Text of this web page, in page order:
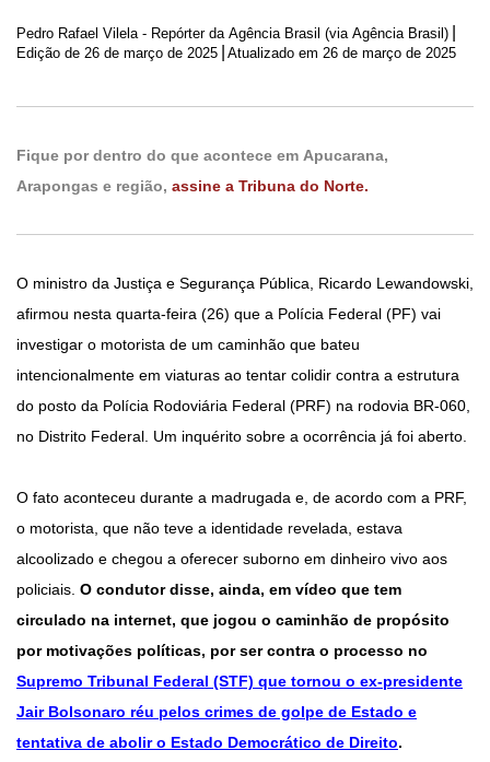
Pedro Rafael Vilela - Repórter da Agência Brasil (via Agência Brasil)
Edição de 26 de março de 2025 Atualizado em 26 de março de 2025
Fique por dentro do que acontece em Apucarana,
Arapongas e região, assine a Tribuna do Norte.
O ministro da Justiça e Segurança Pública, Ricardo Lewandowski,
afirmou nesta quarta-feira (26) que a Polícia Federal (PF) vai
investigar o motorista de um caminhão que bateu
intencionalmente em viaturas ao tentar colidir contra a estrutura
do posto da Polícia Rodoviária Federal (PRF) na rodovia BR-060,
no Distrito Federal. Um inquérito sobre a ocorrência já foi aberto.
O fato aconteceu durante a madrugada e, de acordo com a PRF,
o motorista, que não teve a identidade revelada, estava
alcoolizado e chegou a oferecer suborno em dinheiro vivo aos
policiais. O condutor disse, ainda, em vídeo que tem
circulado na internet, que jogou o caminhão de propósito
por motivações políticas, por ser contra o processo no
Supremo Tribunal Federal (STF) que tornou o ex-presidente
Jair Bolsonaro réu pelos crimes de golpe de Estado e
tentativa de abolir o Estado Democrático de Direito.